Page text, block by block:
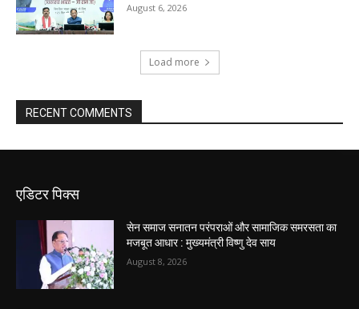
August 6, 2026
Load more
RECENT COMMENTS
एडिटर पिक्स
सेन समाज सनातन परंपराओं और सामाजिक समरसता का
मजबूत आधार : मुख्यमंत्री विष्णु देव साय
August 8, 2026